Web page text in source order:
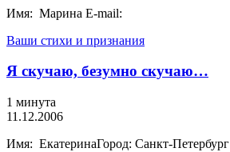
Имя: Марина E-mail:
Ваши стихи и признания
Я скучаю, безумно скучаю…
1 минута
11.12.2006
Имя: ЕкатеринаГород: Санкт-Петербург